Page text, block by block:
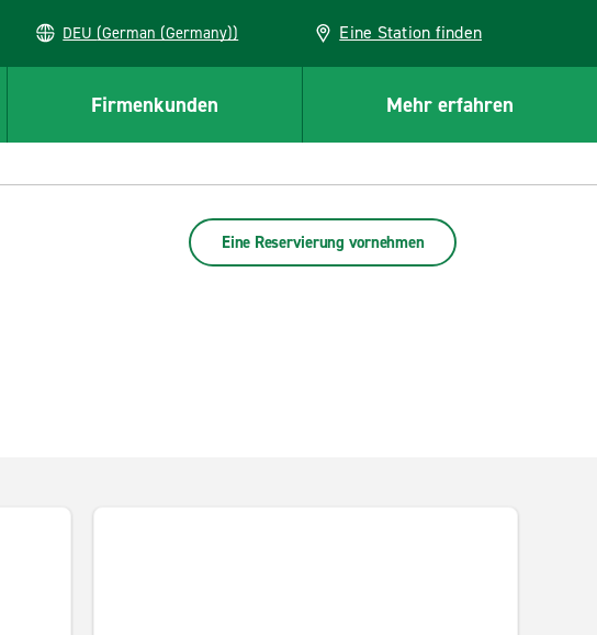
DEU (German (Germany)) Eine Station finden
Firmenkunden Mehr erfahren
Eine Reservierung vornehmen